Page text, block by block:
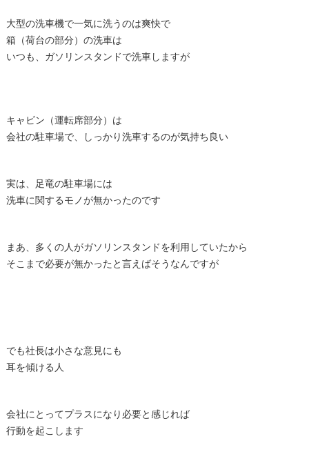
大型の洗車機で一気に洗うのは爽快で
箱（荷台の部分）の洗車は
いつも、ガソリンスタンドで洗車しますが
キャビン（運転席部分）は
会社の駐車場で、しっかり洗車するのが気持ち良い
実は、足竜の駐車場には
洗車に関するモノが無かったのです
まあ、多くの人がガソリンスタンドを利用していたから
そこまで必要が無かったと言えばそうなんですが
でも社長は小さな意見にも
耳を傾ける人
会社にとってプラスになり必要と感じれば
行動を起こします